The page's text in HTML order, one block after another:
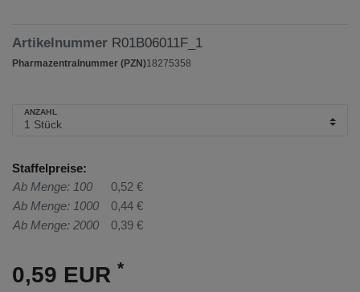
Artikelnummer R01B06011F_1
Pharmazentralnummer (PZN)18275358
ANZAHL
Staffelpreise:
Ab Menge: 100
0,52 €
Ab Menge: 1000
0,44 €
Ab Menge: 2000
0,39 €
0,59 EUR *